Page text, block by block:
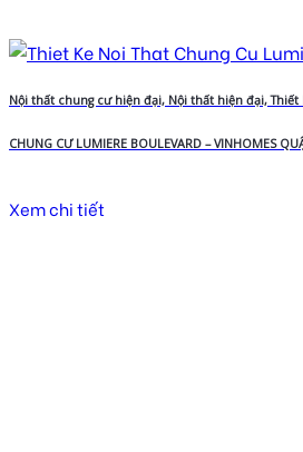
Nội thất chung cư hiện đại, Nội thất hiện đại,
CHUNG CƯ LUMIERE BOULEVARD – VINHOMES
Xem chi tiết